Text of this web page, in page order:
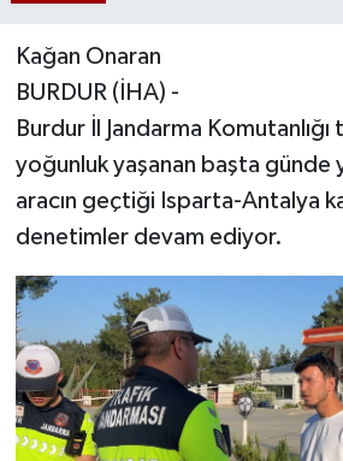
Kağan Onaran
BURDUR (İHA) -
Burdur İl Jandarma
yoğunluk yaşanan başta günde
aracın geçtiği Isparta-Antalya
denetimler devam ediyor.